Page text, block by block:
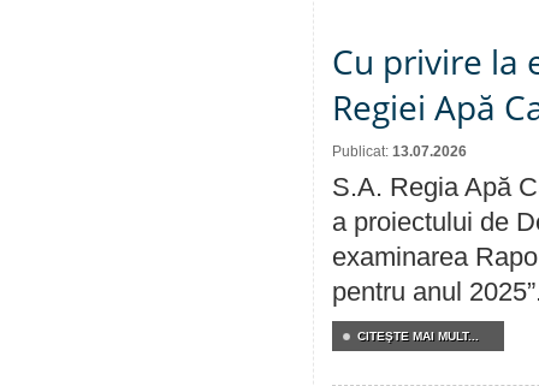
Cu privire la
Regiei Apă
Publicat: 13.07.2026
S.A. Regia Apă
a proiectului de
examinarea
pentru anul
CITEŞTE MAI MULT...